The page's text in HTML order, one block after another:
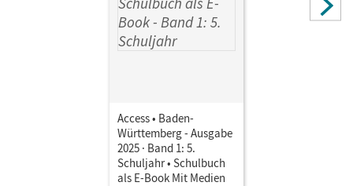
Access • Baden-
Württemberg - Ausgabe
2025 · Band 1: 5.
Schuljahr • Schulbuch
als E-Book Mit Medien